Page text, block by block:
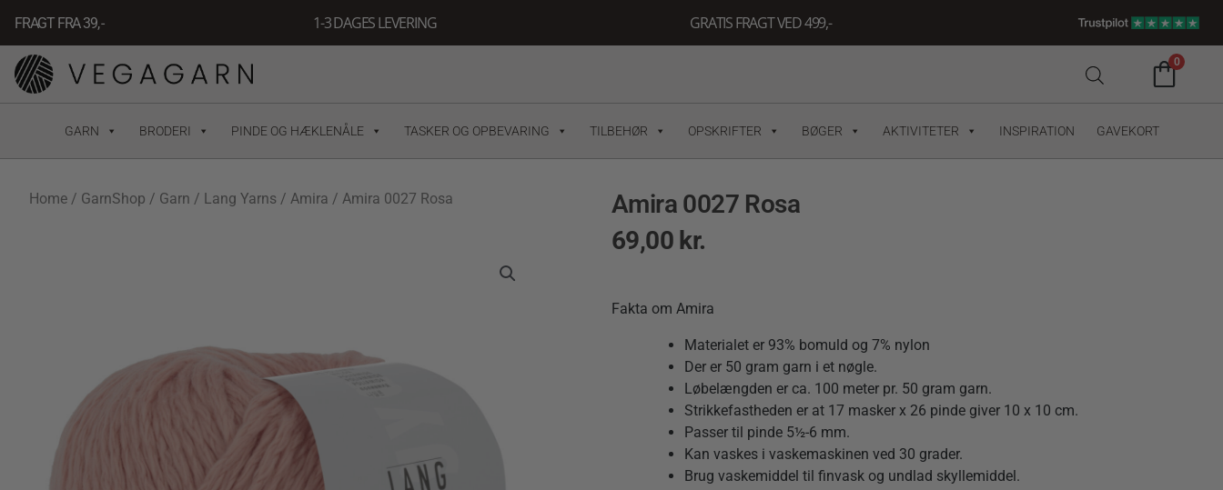
indholdet
FRAGT FRA 39, - 1-3 DAGES LEVERING GRATIS FRAGT VED 499,-
0
GARN BRODERI PINDE OG HÆKLENÅLE TASKER OG OPBEVARING TILBEHØR OPSKRIFTER BØGER AKTIVITETER INSPIRATION GAVEKORT
Home / GarnShop / Garn / Lang Yarns / Amira / Amira 0027 Rosa
Amira 0027 Rosa
69,00 kr.
Fakta om Amira
Materialet er 93% bomuld og 7% nylon
Der er 50 gram garn i et nøgle.
Løbelængden er ca. 100 meter pr. 50 gram garn.
Strikkefastheden er at 17 masker x 26 pinde giver 10 x 10 cm.
Passer til pinde 5½-6 mm.
Kan vaskes i vaskemaskinen ved 30 grader.
Brug vaskemiddel til finvask og undlad skyllemiddel.